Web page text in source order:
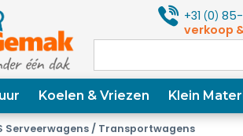
+31(0)
verkoop
Koelen & Vriezen Klein
Serveerwagens / Transportwagens